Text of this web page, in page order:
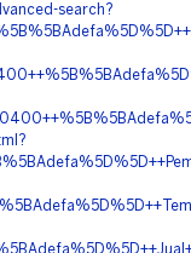
search?